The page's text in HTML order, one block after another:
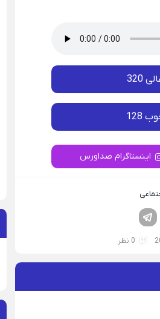
320
128
اینستاگرام صداورس
لینکدین
0 نظر